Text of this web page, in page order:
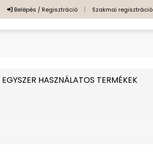
Belépés / Regisztráció | Szakmai regisztráció
EGYSZER HASZNÁLATOS TERMÉKEK